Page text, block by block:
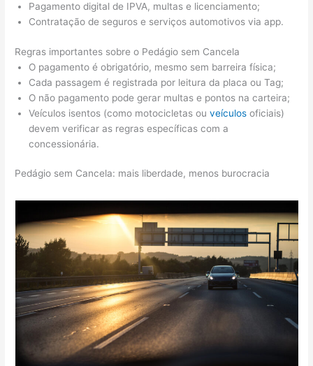
Pagamento digital de IPVA, multas e licenciamento;
Contratação de seguros e serviços automotivos via app.
Regras importantes sobre o Pedágio sem Cancela
O pagamento é obrigatório, mesmo sem barreira física;
Cada passagem é registrada por leitura da placa ou Tag;
O não pagamento pode gerar multas e pontos na carteira;
Veículos isentos (como motocicletas ouveículos oficiais)
devem verificar as regras específicas com a
concessionária.
Pedágio sem Cancela: mais liberdade, menos burocracia